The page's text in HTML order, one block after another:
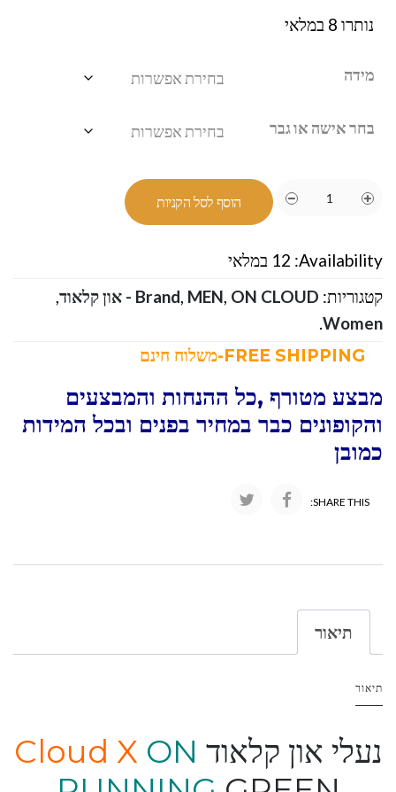
נותרו 8 במלאי
מידה
בחר אישה או גבר
הוסף לסל הקניות
Availability: 12 במלאי
קטגוריות:
Brand, MEN, ON CLOUD - און קלאוד
,
Women
.
מבצע מטורף ,כל ההנחות והמבצעים
והקופונים כבר במחיר בפנים ובכל המידות
כמובן
SHARE THIS:
תיאור
תיאור
נעלי און קלאוד Cloud X ON